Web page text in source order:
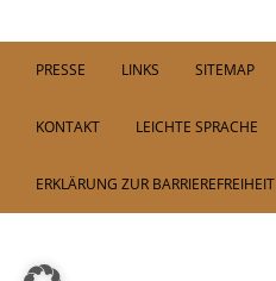
PRESSE LINKS SITEMAP
KONTAKT LEICHTE SPRACHE
ERKLÄRUNG ZUR BARRIEREFREIHEIT